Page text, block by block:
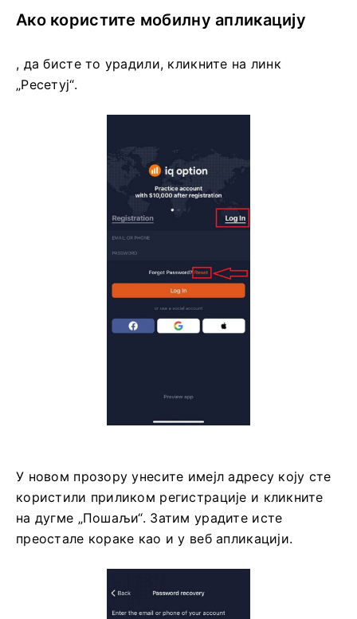
Ако користите мобилну апликацију
, да бисте то урадили, кликните на линк
„Ресетуј“.
У новом прозору унесите имејл адресу коју сте
користили приликом регистрације и кликните
на дугме „Пошаљи“. Затим урадите исте
преостале кораке као и у веб апликацији.